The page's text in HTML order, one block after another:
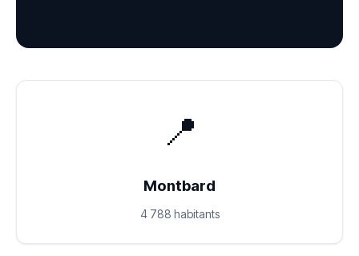
📍
Montbard
4 788 habitants